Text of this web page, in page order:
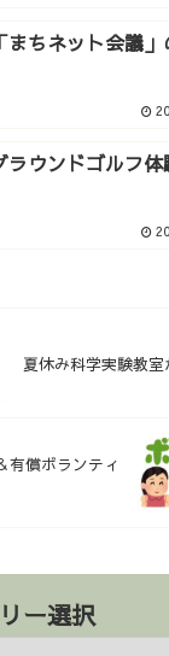
「まちネット会議
ラウンドゴルフ体
夏休み科学実験教
有償ボランティ
ー選択